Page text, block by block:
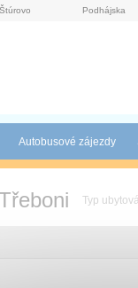
Štúrovo Podhájska
Autobusové zájezdy
Typ